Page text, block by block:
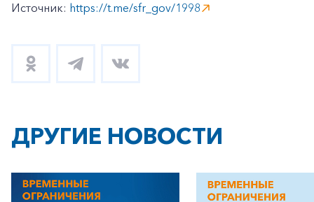
Источник: https://t.me/sfr_gov/1998
ДРУГИЕ НОВОСТИ